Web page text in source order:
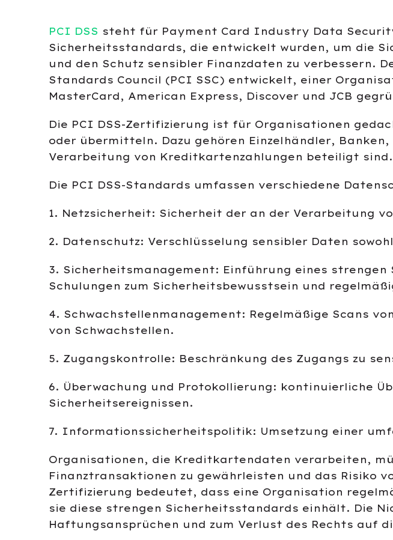
PCI DSS steht für Payment Card Industry Data
Sicherheitsstandards, die entwickelt wurden, um die
und den Schutz sensibler Finanzdaten zu verbessern.
Standards Council (PCI SSC) entwickelt, einer
MasterCard, American Express, Discover und JCB
Die PCI DSS-Zertifizierung ist für Organisationen
oder übermitteln. Dazu gehören Einzelhändler,
Verarbeitung von Kreditkartenzahlungen beteiligt sind.
Die PCI DSS-Standards umfassen verschiedene
1. Netzsicherheit: Sicherheit der an der Verarbeitung
2. Datenschutz: Verschlüsselung sensibler Daten
3. Sicherheitsmanagement: Einführung eines
Schulungen zum Sicherheitsbewusstsein und
4. Schwachstellenmanagement: Regelmäßige Scans
von Schwachstellen.
5. Zugangskontrolle: Beschränkung des Zugangs zu
6. Überwachung und Protokollierung: kontinuierliche
Sicherheitsereignissen.
7. Informationssicherheitspolitik: Umsetzung einer
Organisationen, die Kreditkartendaten verarbeiten,
Finanztransaktionen zu gewährleisten und das Risiko
Zertifizierung bedeutet, dass eine Organisation
sie diese strengen Sicherheitsstandards einhält. Die
Haftungsansprüchen und zum Verlust des Rechts